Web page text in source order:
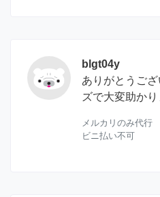
blgt04y
ありがとうご
ズで大変助かり
メルカリのみ代行
ビニ払い不可